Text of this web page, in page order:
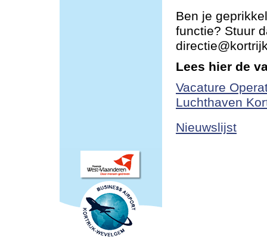
Ben je
functie? Stuur
Lees hier de
Vacature
Luchthaven
Nieuwslijst